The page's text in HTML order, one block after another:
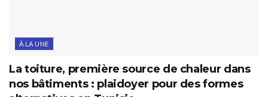
À LA UNE
La toiture, première source de chaleur dans
nos bâtiments : plaidoyer pour des formes